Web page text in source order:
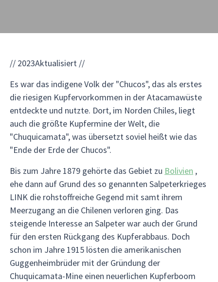
// 2023Aktualisiert //
Es war das indigene Volk der "Chucos", das als erstes
die riesigen Kupfervorkommen in der Atacamawüste
entdeckte und nutzte. Dort, im Norden Chiles, liegt
auch die größte Kupfermine der Welt, die
"Chuquicamata", was übersetzt soviel heißt wie das
"Ende der Erde der Chucos".
Bis zum Jahre 1879 gehörte das Gebiet zu Bolivien ,
ehe dann auf Grund des so genannten Salpeterkrieges
LINK die rohstoffreiche Gegend mit samt ihrem
Meerzugang an die Chilenen verloren ging. Das
steigende Interesse an Salpeter war auch der Grund
für den ersten Rückgang des Kupferabbaus. Doch
schon im Jahre 1915 lösten die amerikanischen
Guggenheimbrüder mit der Gründung der
Chuquicamata-Mine einen neuerlichen Kupferboom